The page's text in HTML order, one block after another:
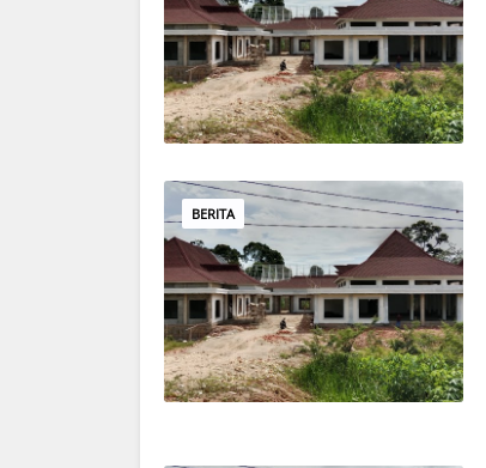
BERITA